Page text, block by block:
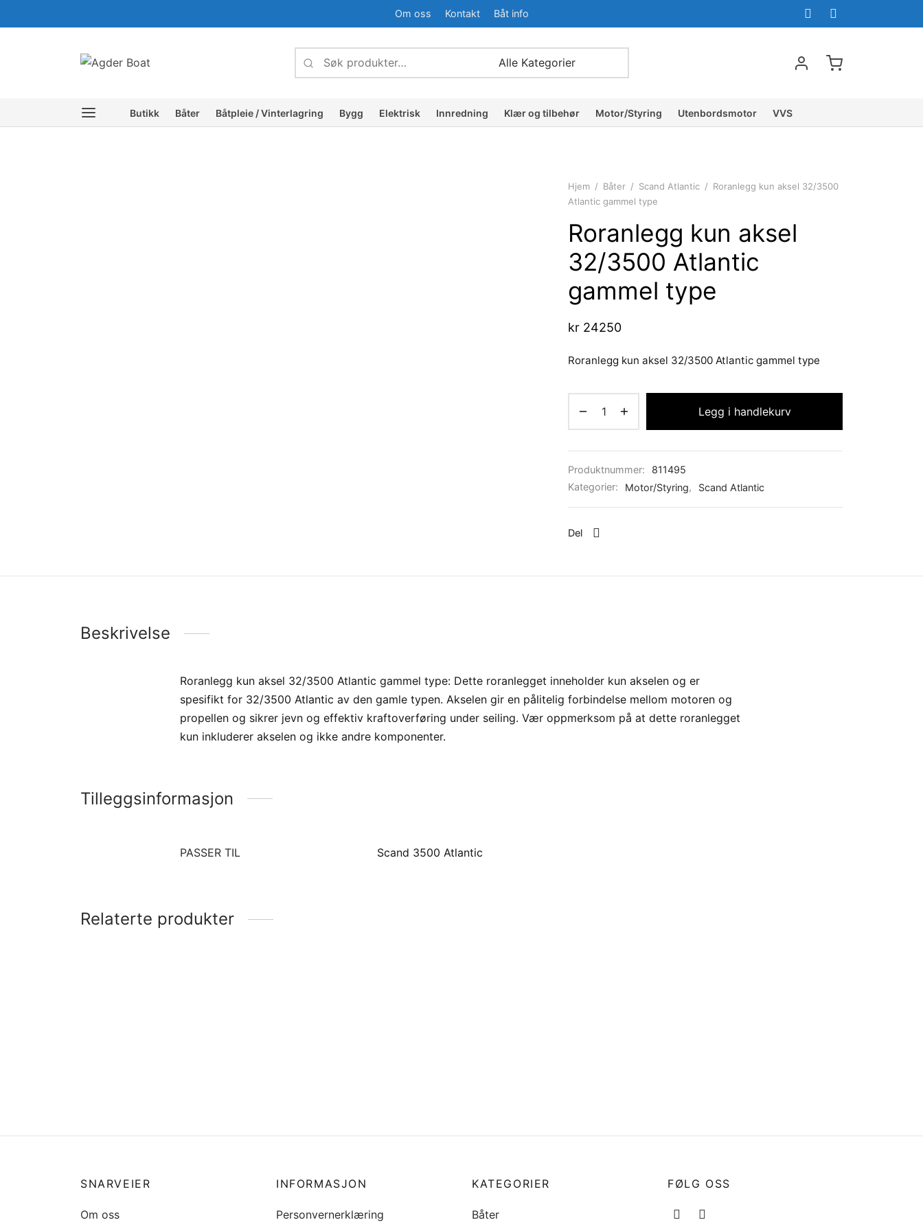
Om oss Kontakt Båt info
etter:
Narrow
category:
Butikk Båter Båtpleie / Vinterlagring Bygg Elektrisk Innredning Klær og tilbehør Motor/Styring Utenbordsmotor VVS
Hjem / Båter / Scand Atlantic / Roranlegg kun aksel 32/3500
Atlantic gammel type
Roranlegg kun aksel
32/3500 Atlantic
gammel type
kr 24250
Roranlegg kun aksel 32/3500 Atlantic gammel type
Legg i handlekurv
Produktnummer:
811495
Kategorier:
Motor/Styring, Scand Atlantic
Del
Beskrivelse
Roranlegg kun aksel 32/3500 Atlantic gammel type: Dette roranlegget inneholder kun akselen og er
spesifikt for 32/3500 Atlantic av den gamle typen. Akselen gir en pålitelig forbindelse mellom motoren og
propellen og sikrer jevn og effektiv kraftoverføring under seiling. Vær oppmerksom på at dette roranlegget
kun inkluderer akselen og ikke andre komponenter.
Tilleggsinformasjon
PASSER TIL Scand 3500 Atlantic
Relaterte produkter
SNARVEIER
Om oss
INFORMASJON
Personvernerklæring
KATEGORIER
Båter
FØLG OSS